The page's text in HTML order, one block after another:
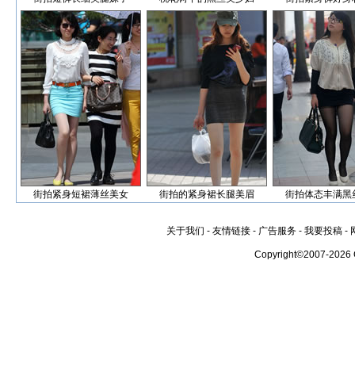
街拍紧身短裙薄丝美女 街拍的紧身裙长腿美眉 街拍体态丰满黑
关于我们 - 友情链接 - 广告服务 - 我要投稿 -
Copyright©2007-2026